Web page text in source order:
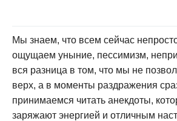
Мы знаем, что всем сейчас
ощущаем уныние, пессимизм,
вся разница в том, что мы не
верх, а в моменты раздражения
принимаемся читать анекдоты,
заряжают энергией и отличным